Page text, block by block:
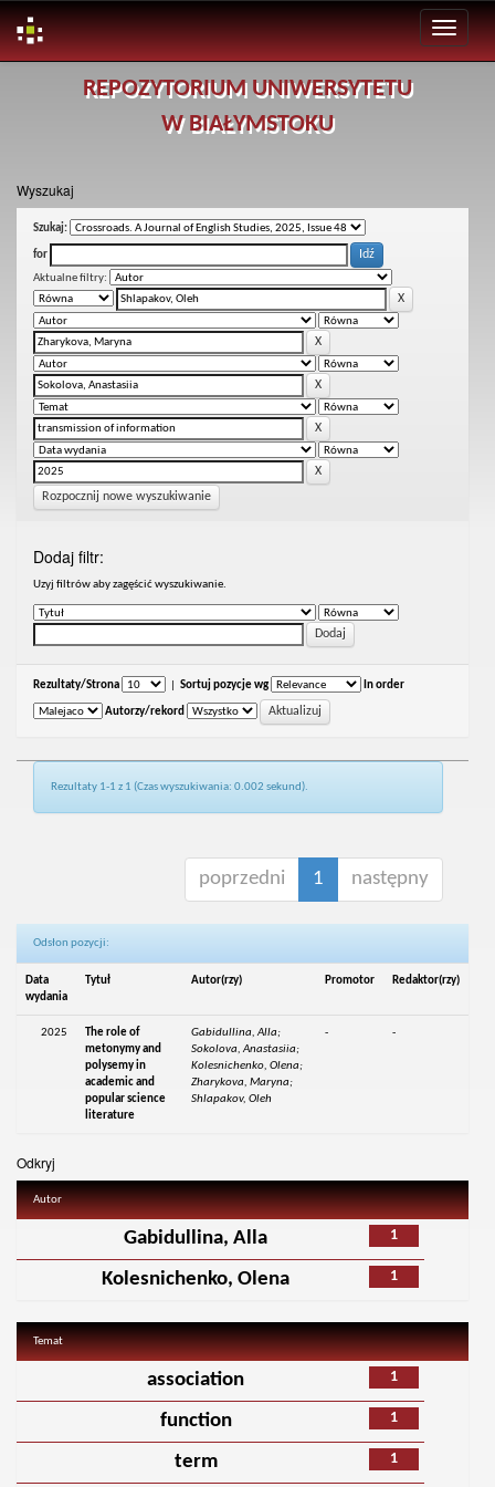
REPOZYTORIUM UNIWERSYTETU
W BIAŁYMSTOKU
Wyszukaj
Szukaj:
for
Aktualne filtry:
Rozpocznij nowe wyszukiwanie
Dodaj filtr:
Uzyj filtrów aby zagęścić wyszukiwanie.
Rezultaty/Strona Sortuj pozycje wg In order
Autorzy/rekord
Rezultaty 1-1 z 1 (Czas wyszukiwania: 0.002 sekund).
poprzedni 1 następny
Odsłon pozycji:
Data
wydania
Tytuł Autor(rzy) Promotor Redaktor(rzy)
2025
The role of
metonymy and
polysemy in
academic and
popular science
literature
Gabidullina, Alla;
Sokolova, Anastasiia;
Kolesnichenko, Olena;
Zharykova, Maryna;
Shlapakov, Oleh
- -
Odkryj
Autor
1
Gabidullina, Alla
1
Kolesnichenko, Olena
Temat
1
association
1
function
1
term